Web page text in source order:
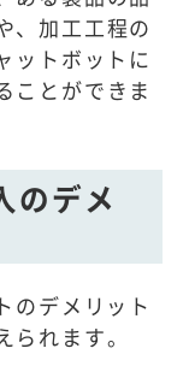
、加工工程の
ットボットに
ことができま
のデメ
のデメリット
れます。